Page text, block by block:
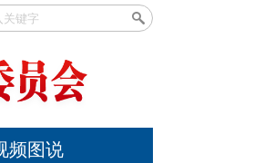
频图说